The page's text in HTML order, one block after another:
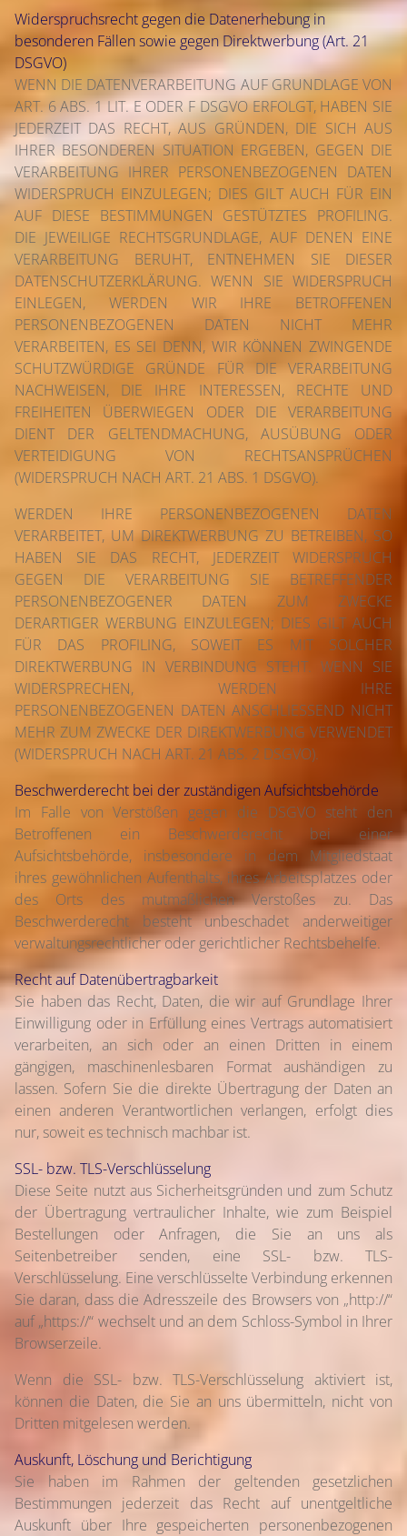
Widerspruchsrecht gegen die Datenerhebung in
besonderen Fällen sowie gegen Direktwerbung (Art. 21
DSGVO)
WENN DIE DATENVERARBEITUNG AUF GRUNDLAGE VON
ART. 6 ABS. 1 LIT. E ODER F DSGVO ERFOLGT, HABEN SIE
JEDERZEIT DAS RECHT, AUS GRÜNDEN, DIE SICH AUS
IHRER BESONDEREN SITUATION ERGEBEN, GEGEN DIE
VERARBEITUNG IHRER PERSONENBEZOGENEN DATEN
WIDERSPRUCH EINZULEGEN; DIES GILT AUCH FÜR EIN
AUF DIESE BESTIMMUNGEN GESTÜTZTES PROFILING.
DIE JEWEILIGE RECHTSGRUNDLAGE, AUF DENEN EINE
VERARBEITUNG BERUHT, ENTNEHMEN SIE DIESER
DATENSCHUTZERKLÄRUNG. WENN SIE WIDERSPRUCH
EINLEGEN, WERDEN WIR IHRE BETROFFENEN
PERSONENBEZOGENEN DATEN NICHT MEHR
VERARBEITEN, ES SEI DENN, WIR KÖNNEN ZWINGENDE
SCHUTZWÜRDIGE GRÜNDE FÜR DIE VERARBEITUNG
NACHWEISEN, DIE IHRE INTERESSEN, RECHTE UND
FREIHEITEN ÜBERWIEGEN ODER DIE VERARBEITUNG
DIENT DER GELTENDMACHUNG, AUSÜBUNG ODER
VERTEIDIGUNG VON RECHTSANSPRÜCHEN
(WIDERSPRUCH NACH ART. 21 ABS. 1 DSGVO).
WERDEN IHRE PERSONENBEZOGENEN DATEN
VERARBEITET, UM DIREKTWERBUNG ZU BETREIBEN, SO
HABEN SIE DAS RECHT, JEDERZEIT WIDERSPRUCH
GEGEN DIE VERARBEITUNG SIE BETREFFENDER
PERSONENBEZOGENER DATEN ZUM ZWECKE
DERARTIGER WERBUNG EINZULEGEN; DIES GILT AUCH
FÜR DAS PROFILING, SOWEIT ES MIT SOLCHER
DIREKTWERBUNG IN VERBINDUNG STEHT. WENN SIE
WIDERSPRECHEN, WERDEN IHRE
PERSONENBEZOGENEN DATEN ANSCHLIESSEND NICHT
MEHR ZUM ZWECKE DER DIREKTWERBUNG VERWENDET
(WIDERSPRUCH NACH ART. 21 ABS. 2 DSGVO).
Beschwerderecht bei der zuständigen Aufsichts­behörde
Im Falle von Verstößen gegen die DSGVO steht den
Betroffenen ein Beschwerderecht bei einer
Aufsichtsbehörde, insbesondere in dem Mitgliedstaat
ihres gewöhnlichen Aufenthalts, ihres Arbeitsplatzes oder
des Orts des mutmaßlichen Verstoßes zu. Das
Beschwerderecht besteht unbeschadet anderweitiger
verwaltungsrechtlicher oder gerichtlicher Rechtsbehelfe.
Recht auf Datenübertragbarkeit
Sie haben das Recht, Daten, die wir auf Grundlage Ihrer
Einwilligung oder in Erfüllung eines Vertrags automatisiert
verarbeiten, an sich oder an einen Dritten in einem
gängigen, maschinenlesbaren Format aushändigen zu
lassen. Sofern Sie die direkte Übertragung der Daten an
einen anderen Verantwortlichen verlangen, erfolgt dies
nur, soweit es technisch machbar ist.
SSL- bzw. TLS-Verschlüsselung
Diese Seite nutzt aus Sicherheitsgründen und zum Schutz
der Übertragung vertraulicher Inhalte, wie zum Beispiel
Bestellungen oder Anfragen, die Sie an uns als
Seitenbetreiber senden, eine SSL- bzw. TLS-
Verschlüsselung. Eine verschlüsselte Verbindung erkennen
Sie daran, dass die Adresszeile des Browsers von „http://“
auf „https://“ wechselt und an dem Schloss-Symbol in Ihrer
Browserzeile.
Wenn die SSL- bzw. TLS-Verschlüsselung aktiviert ist,
können die Daten, die Sie an uns übermitteln, nicht von
Dritten mitgelesen werden.
Auskunft, Löschung und Berichtigung
Sie haben im Rahmen der geltenden gesetzlichen
Bestimmungen jederzeit das Recht auf unentgeltliche
Auskunft über Ihre gespeicherten personenbezogenen